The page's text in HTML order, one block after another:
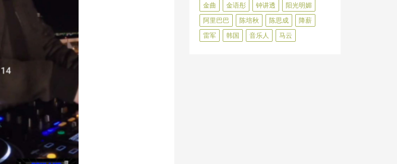
金曲 金语彤 钟讲透
阳光明媚
阿里巴巴
陈培秋 陈思成
降薪
雷军
韩国 音乐人 马云